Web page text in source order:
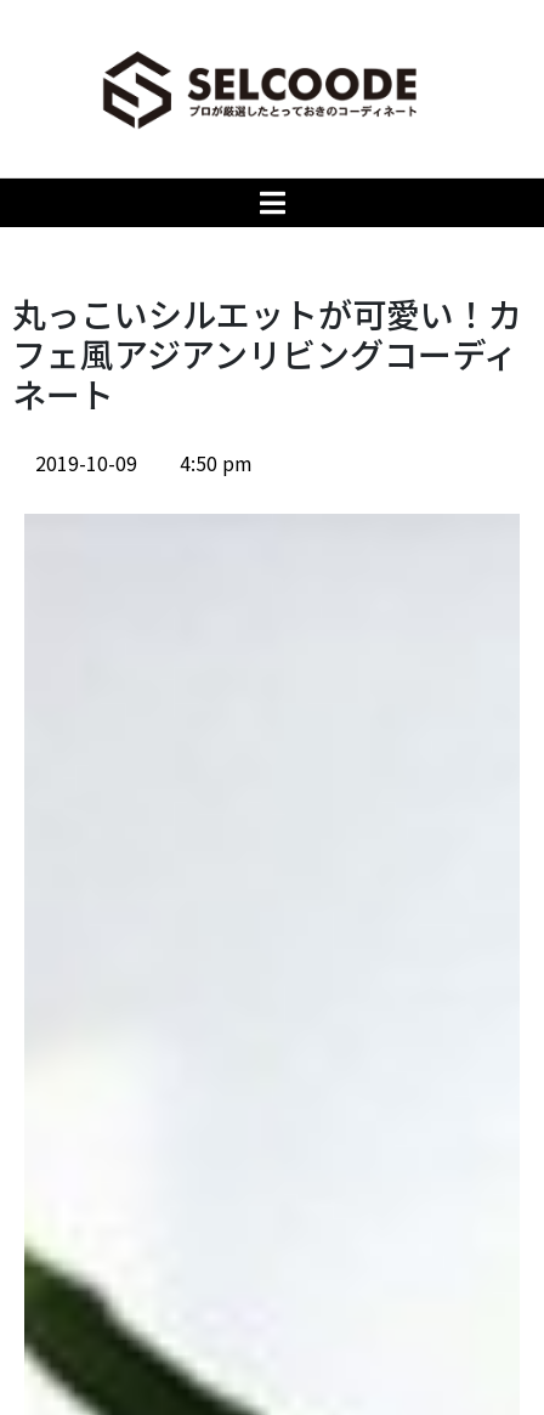
丸っこいシルエットが可愛い！カ
フェ風アジアンリビングコーディ
ネート
2019-10-09 4:50 pm